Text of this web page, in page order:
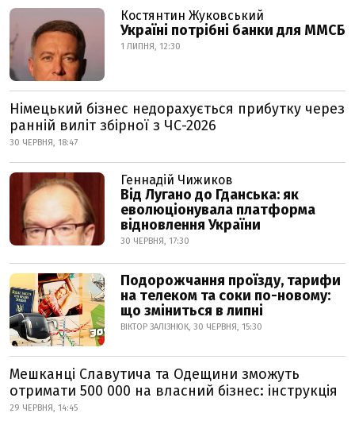
Костянтин Жуковський
Україні потрібні банки для ММСБ
1 ЛИПНЯ, 12:30
Німецький бізнес недорахується прибутку через
ранній виліт збірної з ЧС-2026
30 ЧЕРВНЯ, 18:47
Геннадій Чижиков
Від Лугано до Гданська: як
еволюціонувала платформа
відновлення України
30 ЧЕРВНЯ, 17:30
Подорожчання проїзду, тарифи
на телеком та соки по-новому:
що зміниться в липні
ВІКТОР ЗАЛІЗНЮК, 30 ЧЕРВНЯ, 15:30
Мешканці Славутича та Одещини зможуть
отримати 500 000 на власний бізнес: інструкція
29 ЧЕРВНЯ, 14:45